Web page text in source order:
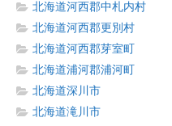
北海道河西郡中札内村
北海道河西郡更別村
北海道河西郡芽室町
北海道浦河郡浦河町
北海道深川市
北海道滝川市